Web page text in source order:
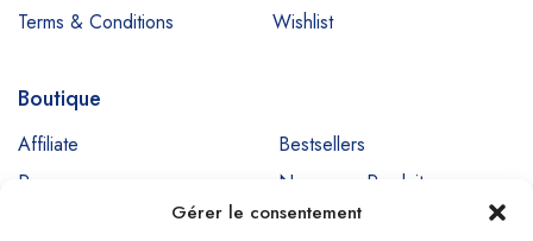
Gérer le consentement
Terms & Conditions
Wishlist
Boutique
Affiliate
Bestsellers
Promos
Nouveaux Produits